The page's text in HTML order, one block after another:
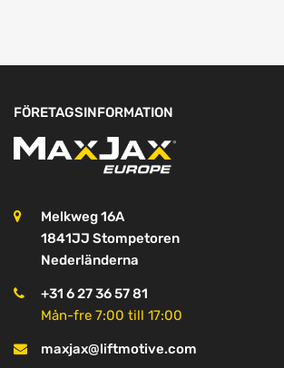
FÖRETAGSINFORMATION
Melkweg 16A
1841JJ Stompetoren
Nederländerna
+31 6 27 36 57 81
Mån-fre 7:00 till 17:00
maxjax@liftmotive.com